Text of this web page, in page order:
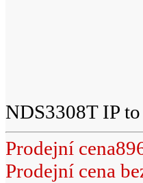
NDS3308T IP
Prodejní cena
Prodejní cena